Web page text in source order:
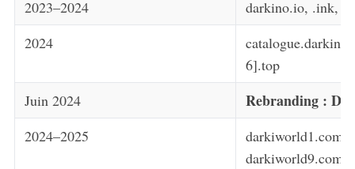
2023–2024
darkino.io, .ink,
2024
6].top
Juin 2024
Rebranding :
2024–2025
darkiworld1.com à
darkiworld9.com